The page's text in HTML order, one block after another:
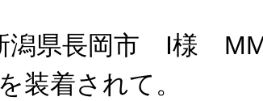
県長岡市 I様
装着されて。